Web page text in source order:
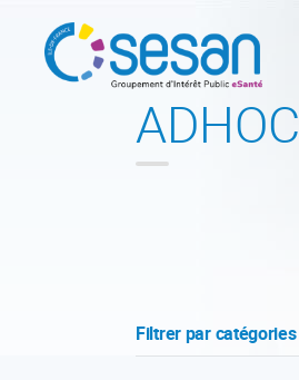
ADHOC
Filtrer par catégories